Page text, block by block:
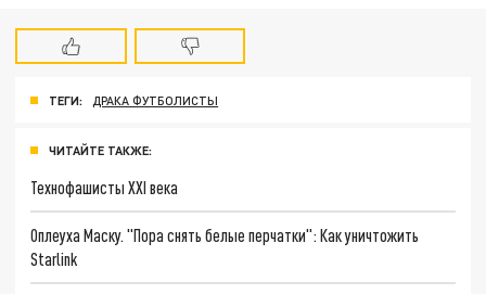
ТЕГИ: ДРАКА ФУТБОЛИСТЫ
ЧИТАЙТЕ ТАКЖЕ:
Технофашисты XXI века
Оплеуха Маску. "Пора снять белые перчатки": Как уничтожить
Starlink